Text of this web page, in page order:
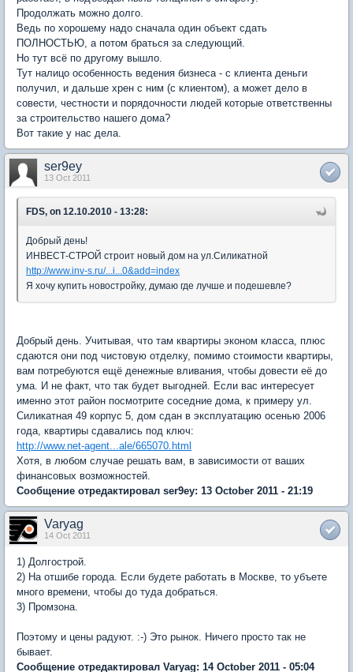
Продолжать можно долго.
Ведь по хорошему надо сначала один объект сдать
ПОЛНОСТЬЮ, а потом браться за следующий.
Но тут всё по другому вышло.
Тут налицо особенность ведения бизнеса - с клиента деньги
получил, и дальше хрен с ним (с клиентом), а может дело в
совести, честности и порядочности людей которые ответственны
за строительство нашего дома?
Вот такие у нас дела.
ser9ey
13 Oct 2011
FDS, on 12.10.2010 - 13:28:
Добрый день!
ИНВЕСТ-СТРОЙ строит новый дом на ул.Силикатной
http://www.inv-s.ru/...i...0&add=index
Я хочу купить новостройку, думаю где лучше и подешевле?
Добрый день. Учитывая, что там квартиры эконом класса, плюс
сдаются они под чистовую отделку, помимо стоимости квартиры,
вам потребуются ещё денежные вливания, чтобы довести её до
ума. И не факт, что так будет выгодней. Если вас интересует
именно этот район посмотрите соседние дома, к примеру ул.
Силикатная 49 корпус 5, дом сдан в эксплуатацию осенью 2006
года, квартиры сдавались под ключ:
http://www.net-agent...ale/665070.html
Хотя, в любом случае решать вам, в зависимости от ваших
финансовых возможностей.
Сообщение отредактировал ser9ey: 13 October 2011 - 21:19
Varyag
14 Oct 2011
1) Долгострой.
2) На отшибе города. Если будете работать в Москве, то убъете
много времени, чтобы до туда добраться.
3) Промзона.
Поэтому и цены радуют. :-) Это рынок. Ничего просто так не
бывает.
Сообщение отредактировал Varyag: 14 October 2011 - 05:04